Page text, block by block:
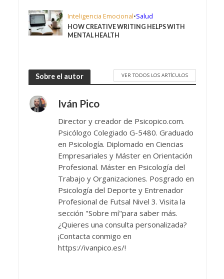
Inteligencia Emocional•Salud
HOW CREATIVE WRITING HELPS WITH
MENTAL HEALTH
Sobre el autor VER TODOS LOS ARTÍCULOS
Iván Pico
Director y creador de Psicopico.com.
Psicólogo Colegiado G-5480. Graduado
en Psicología. Diplomado en Ciencias
Empresariales y Máster en Orientación
Profesional. Máster en Psicología del
Trabajo y Organizaciones. Posgrado en
Psicología del Deporte y Entrenador
Profesional de Futsal Nivel 3. Visita la
sección "Sobre mí"para saber más.
¿Quieres una consulta personalizada?
¡Contacta conmigo en
https://ivanpico.es/!